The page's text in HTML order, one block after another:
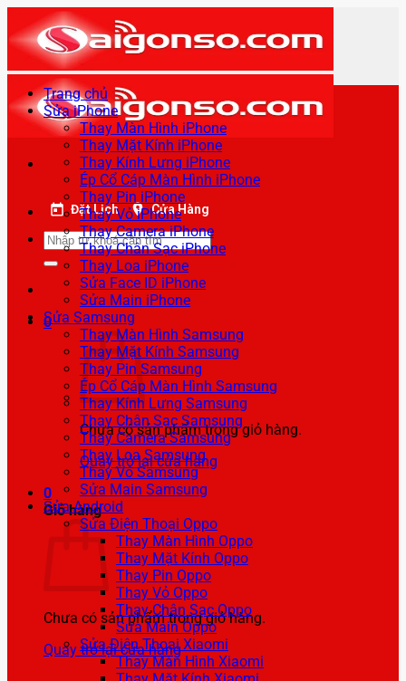
qua
nội
dung
Đặt Lịch Cửa Hàng
Tìm
kiếm:
0
Chưa có sản phẩm trong giỏ hàng.
Quay trở lại cửa hàng
0
Giỏ hàng
Chưa có sản phẩm trong giỏ hàng.
Quay trở lại cửa hàng
Trang chủ
Sửa iPhone
Thay Màn Hình iPhone
Thay Mặt Kính iPhone
Thay Kính Lưng iPhone
Ép Cổ Cáp Màn Hình iPhone
Thay Pin iPhone
Thay Vỏ iPhone
Thay Camera iPhone
Thay Chân Sạc iPhone
Thay Loa iPhone
Sửa Face ID iPhone
Sửa Main iPhone
Sửa Samsung
Thay Màn Hình Samsung
Thay Mặt Kính Samsung
Thay Pin Samsung
Ép Cổ Cáp Màn Hình Samsung
Thay Kính Lưng Samsung
Thay Chân Sạc Samsung
Thay Camera Samsung
Thay Loa Samsung
Thay Vỏ Samsung
Sửa Main Samsung
Sửa Android
Sửa Điện Thoại Oppo
Thay Màn Hình Oppo
Thay Mặt Kính Oppo
Thay Pin Oppo
Thay Vỏ Oppo
Thay Chân Sạc Oppo
Sửa Main Oppo
Sửa Điện Thoại Xiaomi
Thay Màn Hình Xiaomi